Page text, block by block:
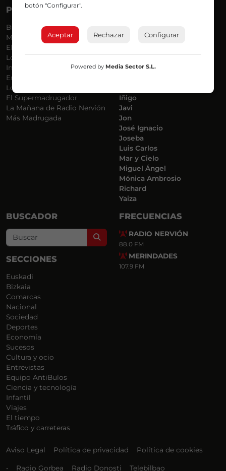
PROGRAMAS
Bilbosport
Más Música
El Madrugador
Lo Más Nuevo
Informativos
En Ruta
Locos por la Música
El Supermadrugador
La Mañana de Radio Nervión
Más Madrugada
Belén Ollero
Eduardo
Eva Argote
Iñigo
Javi
Jon
José Ignacio
Joseba
Luis Carlos
Mar y Cielo
Miguel Ángel
Mónica Ambrosio
Richard
Yaiza
BUSCADOR
Search
SECCIONES
Euskadi
Bizkaia
Comarcas
Nacional
Sociedad
Deportes
Economía
Sucesos
Cultura y ocio
Entrevistas
Equipo AntiBulos
Ciencia y tecnología
Infantil
Viajes
El tiempo
Tráfico y carreteras
FRECUENCIAS
RADIO NERVIÓN
88.0 FM
MERINDADES
107.9 FM
Aviso Legal Política de privacidad Política de cookies
• Radio Gorbea Radio Donosti Telebilbao
botón "Configurar".
Aceptar Rechazar Configurar
Powered by Media Sector S.L.